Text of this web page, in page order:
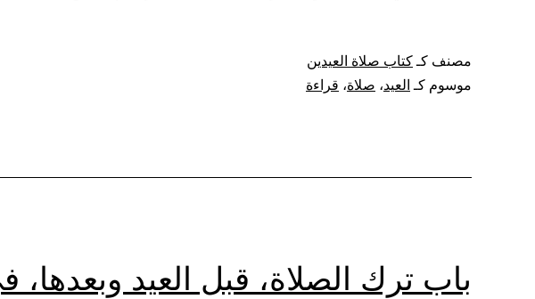
مصنف كـ كتاب صلاة العيدين
موسوم كـ العيد، صلاة، قراءة
باب ترك الصلاة، قبل العيد وبعدها،